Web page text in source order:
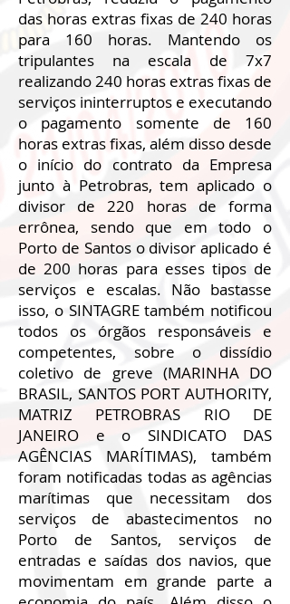
das horas extras fixas de 240 horas
para 160 horas. Mantendo os
tripulantes na escala de 7x7
realizando 240 horas extras fixas de
serviços ininterruptos e executando
o pagamento somente de 160
horas extras fixas, além disso desde
o início do contrato da Empresa
junto à Petrobras, tem aplicado o
divisor de 220 horas de forma
errônea, sendo que em todo o
Porto de Santos o divisor aplicado é
de 200 horas para esses tipos de
serviços e escalas. Não bastasse
isso, o SINTAGRE também notificou
todos os órgãos responsáveis e
competentes, sobre o dissídio
coletivo de greve (MARINHA DO
BRASIL, SANTOS PORT AUTHORITY,
MATRIZ PETROBRAS RIO DE
JANEIRO e o SINDICATO DAS
AGÊNCIAS MARÍTIMAS), também
foram notificadas todas as agências
marítimas que necessitam dos
serviços de abastecimentos no
Porto de Santos, serviços de
entradas e saídas dos navios, que
movimentam em grande parte a